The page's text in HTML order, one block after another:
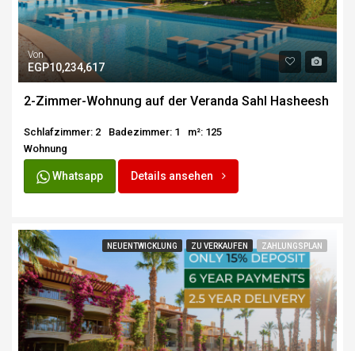
Von
EGP10,234,617
2-Zimmer-Wohnung auf der Veranda Sahl Hasheesh
Schlafzimmer: 2 Badezimmer: 1
m²: 125
Wohnung
Whatsapp Details ansehen
NEUENTWICKLUNG ZU VERKAUFEN ZAHLUNGSPLAN